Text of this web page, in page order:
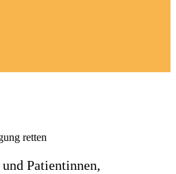
retten
Patientinnen,